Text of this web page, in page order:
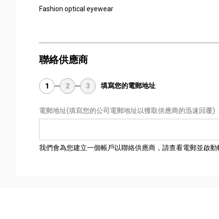
Fashion optical eyewear
聯絡供應商
1 2 3 填寫您的電郵地址
電郵地址(填寫您的公司電郵地址以獲取供應商的迅速回覆)
我們會為您建立一個帳戶以聯絡供應商，請查看電郵並啟動